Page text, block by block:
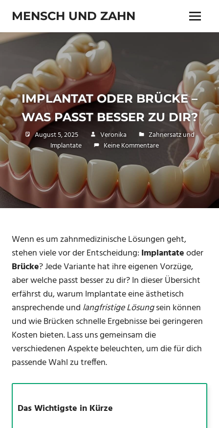
Inhalt
springen
MENSCH UND ZAHN
Zahn
und
Menü
IMPLANTAT ODER BRÜCKE –
WAS PASST BESSER ZU DIR?
August 5, 2025 Veronika
Zahnersatz und
Implantate
Keine Kommentare
Wenn es um zahnmedizinische Lösungen geht,
stehen viele vor der Entscheidung: Implantateoder
Brücke? Jede Variante hat ihre eigenen Vorzüge,
aber welche passt besser zu dir? In dieser Übersicht
erfährst du, warum Implantate eine ästhetisch
ansprechende und langfristige Lösungsein können
und wie Brücken schnelle Ergebnisse bei geringeren
Kosten bieten. Lass uns gemeinsam die
verschiedenen Aspekte beleuchten, um die für dich
passende Wahl zu treffen.
Das Wichtigste in Kürze